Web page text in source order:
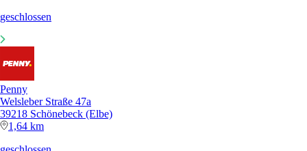
geschlossen
Penny
Welsleber Straße 47a
39218 Schönebeck (Elbe)
1,64 km